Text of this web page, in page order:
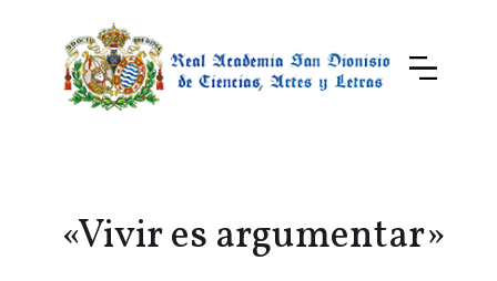
«Vivir es argumentar»